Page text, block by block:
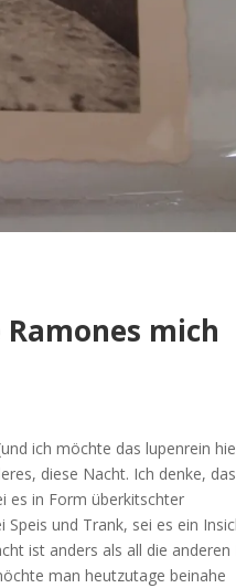
mich
ich möchte das lupenrein
diese Nacht. Ich denke,
es in Form überkitschter
und Trank, sei es ein
ist anders als all die anderen
man heutzutage beinahe